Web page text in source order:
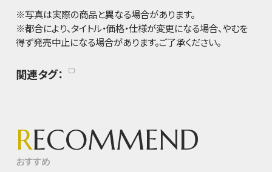
※写真は実際の商品と異なる場合があります。
※都合により、タイトル・価格・仕様が変更になる場合、やむを
得ず発売中止になる場合があります。ご了承ください。
関連タグ：
RECOMMEND
おすすめ